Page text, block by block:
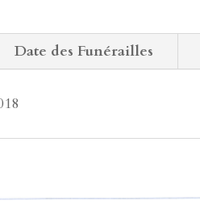
Date des Funérailles